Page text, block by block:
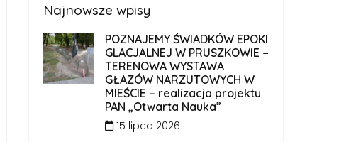
Najnowsze wpisy
POZNAJEMY ŚWIADKÓW EPOKI
GLACJALNEJ W PRUSZKOWIE –
TERENOWA WYSTAWA
GŁAZÓW NARZUTOWYCH W
MIEŚCIE – realizacja projektu
PAN „Otwarta Nauka”
15 lipca 2026